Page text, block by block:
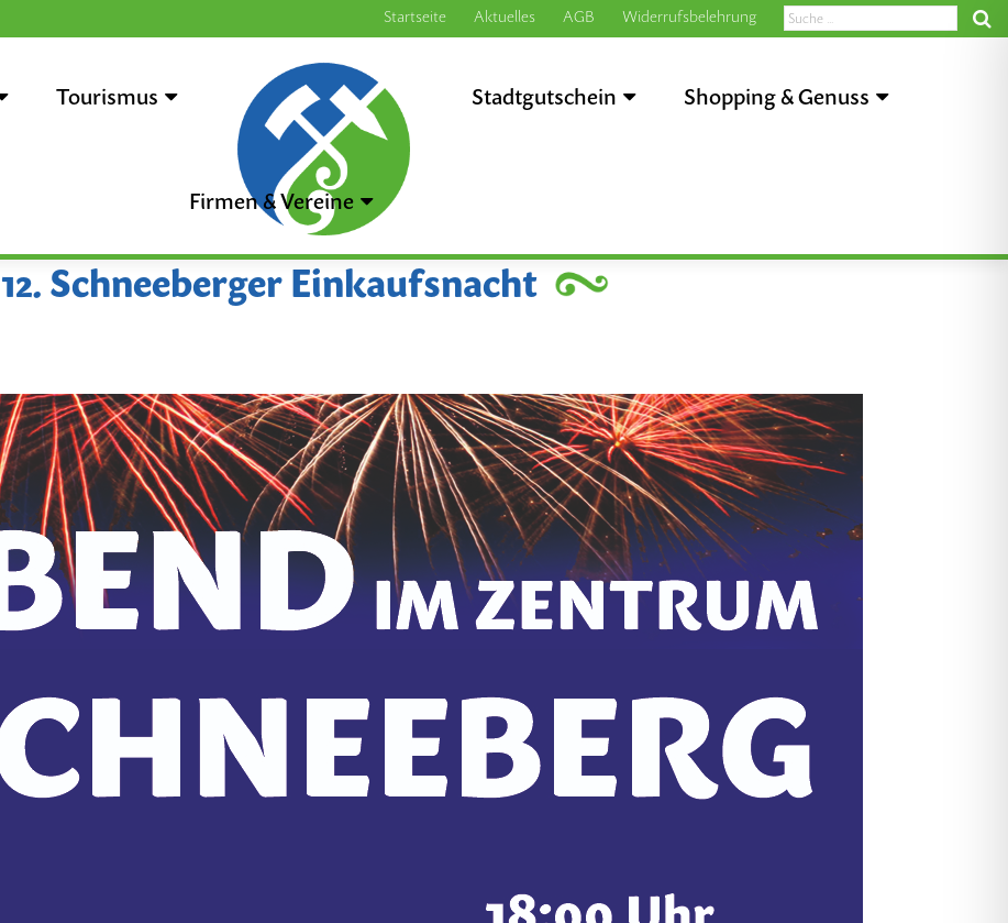
Widerrufsbelehrung
AGB
Aktuelles
Startseite
Tourismus Stadtgutschein Shopping & Genuss
Firmen & Vereine
12. Schneeberger Einkaufsnacht